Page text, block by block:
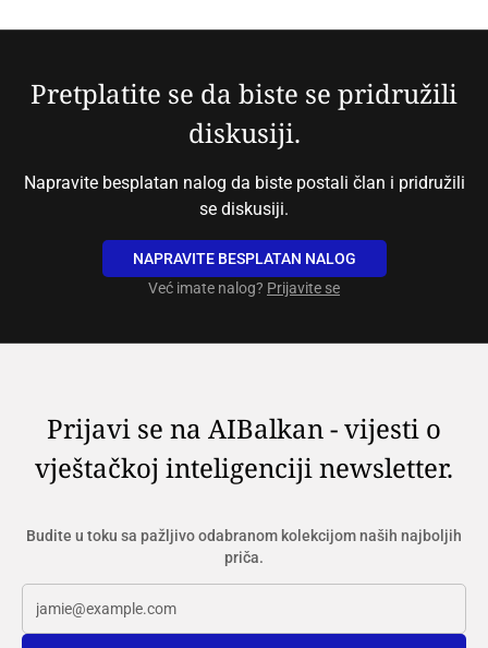
Pretplatite se da biste se pridružili
diskusiji.
Napravite besplatan nalog da biste postali član i pridružili
se diskusiji.
NAPRAVITE BESPLATAN NALOG
Već imate nalog? Prijavite se
Prijavi se na AIBalkan - vijesti o
vještačkoj inteligenciji newsletter.
Budite u toku sa pažljivo odabranom kolekcijom naših najboljih
priča.